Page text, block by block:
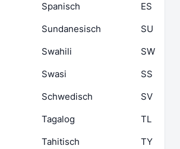
Spanisch
ES
Sundanesisch
SU
Swahili
SW
Swasi
SS
Schwedisch
SV
Tagalog
TL
Tahitisch
TY